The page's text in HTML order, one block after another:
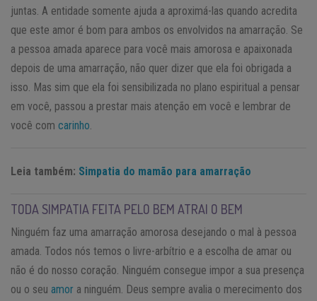
juntas. A entidade somente ajuda a aproximá-las quando acredita
que este amor é bom para ambos os envolvidos na amarração. Se
a pessoa amada aparece para você mais amorosa e apaixonada
depois de uma amarração, não quer dizer que ela foi obrigada a
isso. Mas sim que ela foi sensibilizada no plano espiritual a pensar
em você, passou a prestar mais atenção em você e lembrar de
você com carinho.
Leia também: Simpatia do mamão para amarração
TODA SIMPATIA FEITA PELO BEM ATRAI O BEM
Ninguém faz uma amarração amorosa desejando o mal à pessoa
amada. Todos nós temos o livre-arbítrio e a escolha de amar ou
não é do nosso coração. Ninguém consegue impor a sua presença
ou o seu amor a ninguém. Deus sempre avalia o merecimento dos